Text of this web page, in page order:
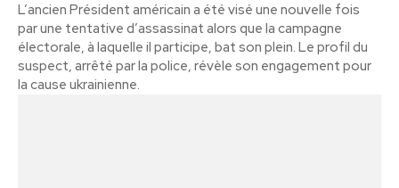
L’ancien Président américain a été visé une nouvelle fois
par une tentative d’assassinat alors que la campagne
électorale, à laquelle il participe, bat son plein. Le profil du
suspect, arrêté par la police, révèle son engagement pour
la cause ukrainienne.